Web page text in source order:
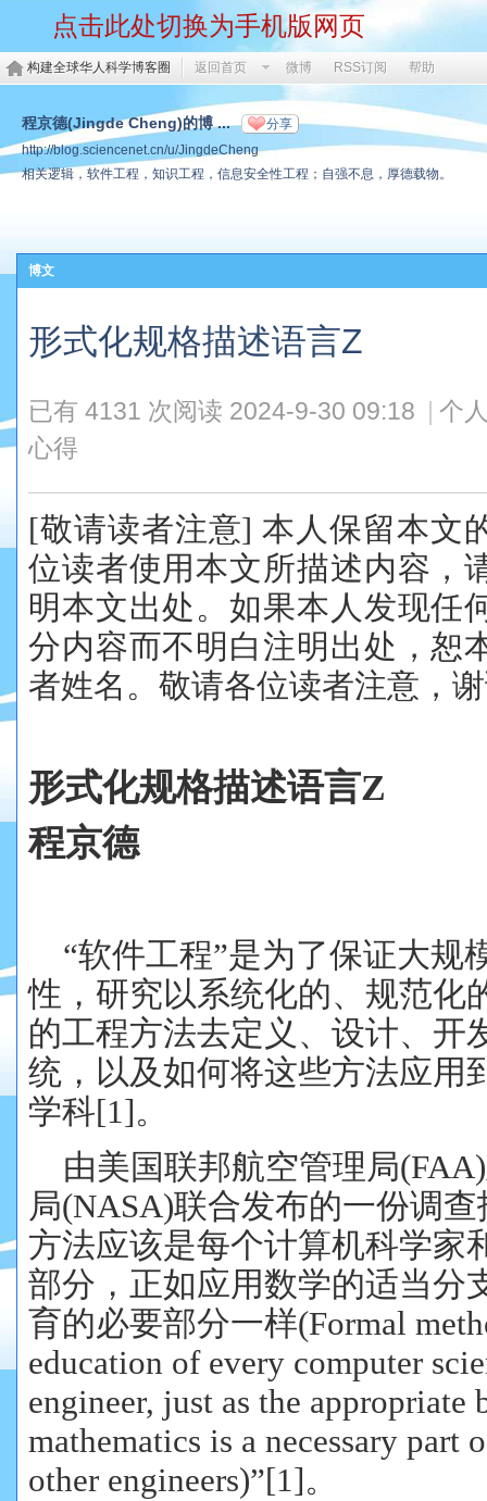
点击此处切换为手机版网页
构建全球华人科学博客圈 返回首页 微博 RSS订阅 帮助
程京德(Jingde Cheng)的博 ... 分享
http://blog.sciencenet.cn/u/JingdeCheng
相关逻辑，软件工程，知识工程，信息安全性工程；自强不息，厚德载物。
博文
形式化规格描述语言Z
已有 4131 次阅读 2024-9-30 09:18
个
心得
[敬请读者注意] 本人保留本文
位读者使用本文所描述内容，
明本文出处。如果本人发现任
分内容而不明白注明出处，恕
者姓名。敬请各位读者注意，
形式化规格描述语言Z
程京德
“软件工程”是为了保证大规
性，研究以系统化的、规范化
的工程方法去定义、设计、开
统，以及如何将这些方法应用
学科[1]。
由美国联邦航空管理局
局(NASA)联合发布的一份调
方法应该是每个计算机科学家
部分，正如应用数学的适当分
育的必要部分一样(Formal
education of every computer
engineer, just as the appropriate
mathematics is a necessary part
other engineers)”[1]。